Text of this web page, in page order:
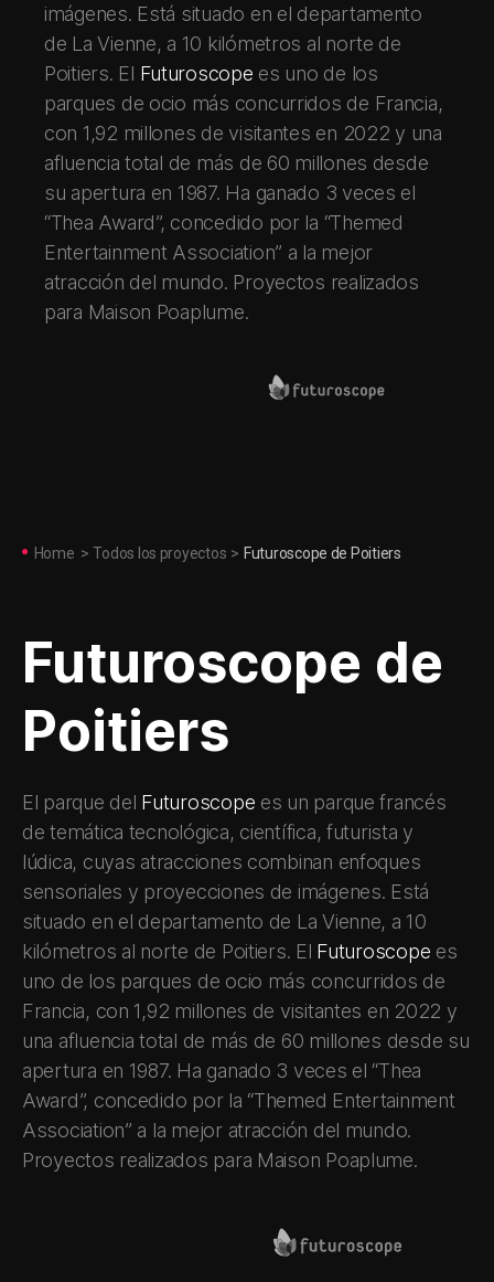
imágenes. Está situado en el departamento
de La Vienne, a 10 kilómetros al norte de
Poitiers. El Futuroscope es uno de los
parques de ocio más concurridos de Francia,
con 1,92 millones de visitantes en 2022 y una
afluencia total de más de 60 millones desde
su apertura en 1987. Ha ganado 3 veces el
“Thea Award”, concedido por la “Themed
Entertainment Association” a la mejor
atracción del mundo. Proyectos realizados
para Maison Poaplume.
Home > Todos los proyectos > Futuroscope de Poitiers
Futuroscope de
Poitiers
El parque del Futuroscope es un parque francés
de temática tecnológica, científica, futurista y
lúdica, cuyas atracciones combinan enfoques
sensoriales y proyecciones de imágenes. Está
situado en el departamento de La Vienne, a 10
kilómetros al norte de Poitiers. El Futuroscope es
uno de los parques de ocio más concurridos de
Francia, con 1,92 millones de visitantes en 2022 y
una afluencia total de más de 60 millones desde su
apertura en 1987. Ha ganado 3 veces el “Thea
Award”, concedido por la “Themed Entertainment
Association” a la mejor atracción del mundo.
Proyectos realizados para Maison Poaplume.